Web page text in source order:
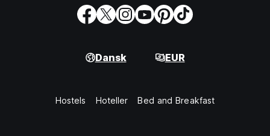
Dansk EUR
Hostels Hoteller Bed and Breakfast